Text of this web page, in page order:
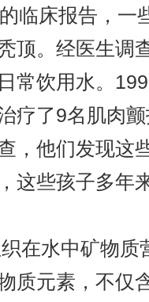
临床报告，一
顶。经医生调
常饮用水。
疗了9名肌肉
，他们发现这
这些孩子多年
在水中矿物质
质元素，不仅